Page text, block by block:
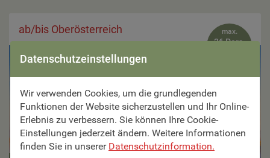
max.
26 Pers.
ab/bis Oberösterreich
Datenschutzeinstellungen
Wir verwenden Cookies, um die grundlegenden
Funktionen der Website sicherzustellen und Ihr Online-
Erlebnis zu verbessern. Sie können Ihre Cookie-
Einstellungen jederzeit ändern. Weitere Informationen
finden Sie in unserer Datenschutzinformation.